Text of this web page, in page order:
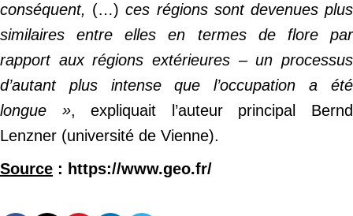
conséquent, (…)ces régions sont devenues plus
similaires entre elles en termes de flore par
rapport aux régions extérieures – un processus
d’autant plus intense que l’occupation a été
longue », expliquait l’auteur principal Bernd
Lenzner (université de Vienne).
Source : https://www.geo.fr/